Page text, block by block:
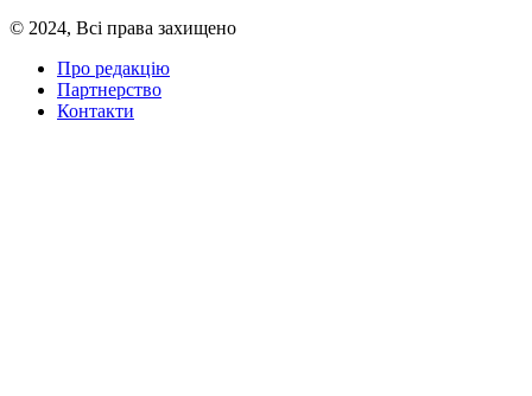
© 2024, Всі права захищено
Про редакцію
Партнерство
Контакти